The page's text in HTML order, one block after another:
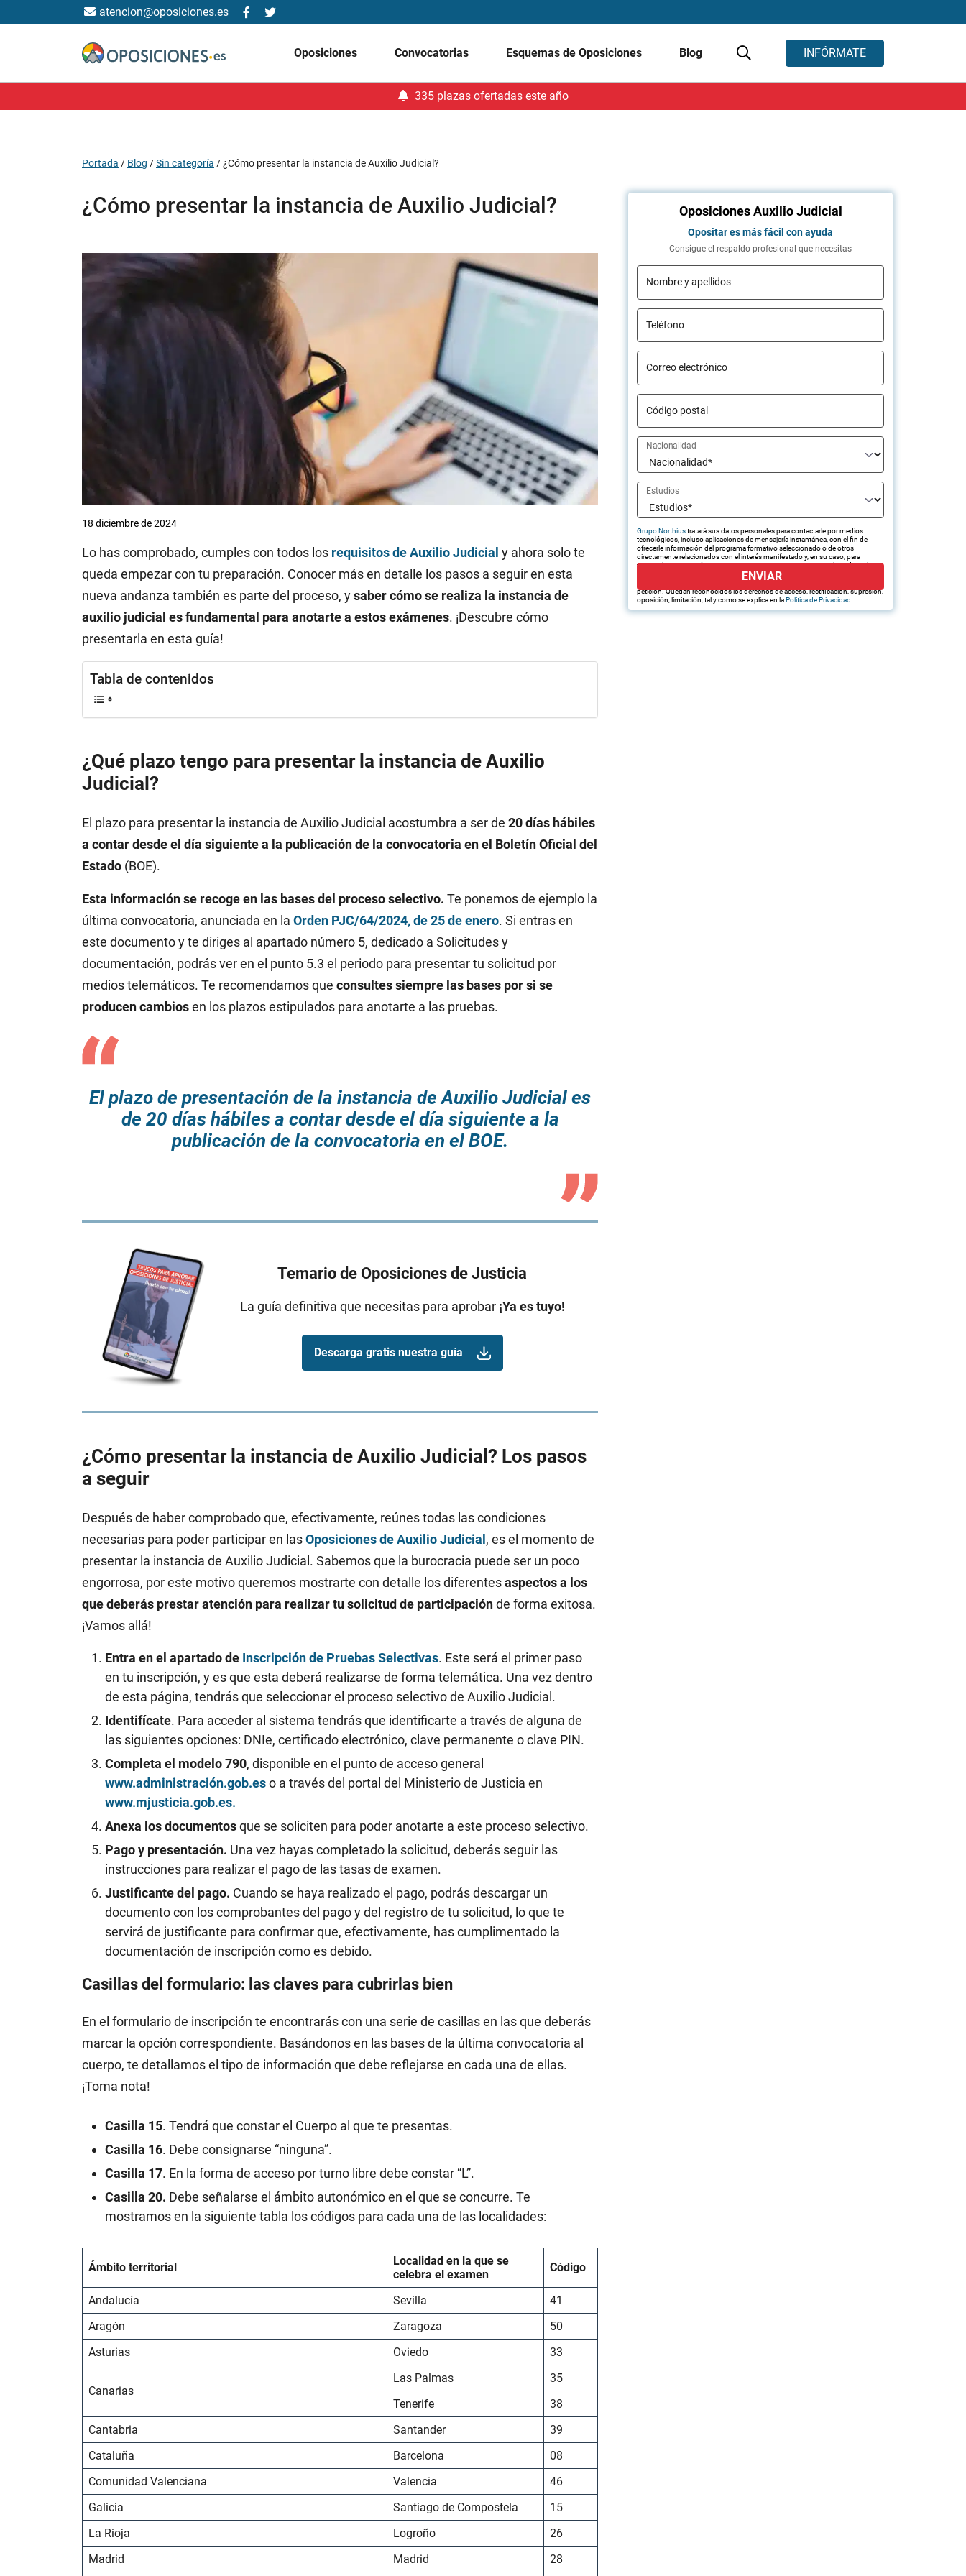
atencion@oposiciones.es
Oposiciones Convocatorias Esquemas de Oposiciones Blog INFÓRMATE
335 plazas ofertadas este año
Portada / Blog /Sin categoría / ¿Cómo presentar la instancia de Auxilio Judicial?
¿Cómo presentar la instancia de Auxilio Judicial?
18 diciembre de 2024
Lo has comprobado, cumples con todos los requisitos de Auxilio Judicial y ahora solo te
queda empezar con tu preparación. Conocer más en detalle los pasos a seguir en esta
nueva andanza también es parte del proceso, ysaber cómo se realiza la instancia de
auxilio judicial es fundamental para anotarte a estos exámenes. ¡Descubre cómo
presentarla en esta guía!
Tabla de contenidos
¿Qué plazo tengo para presentar la instancia de Auxilio
Judicial?
El plazo para presentar la instancia de Auxilio Judicial acostumbra a ser de 20 días hábiles
a contar desde el día siguiente a la publicación de la convocatoria en el Boletín Oficial del
Estado (BOE).
Esta información se recoge en las bases del proceso selectivo. Te ponemos de ejemplo la
última convocatoria, anunciada en la Orden PJC/64/2024, de 25 de enero. Si entras en
este documento y te diriges al apartado número 5, dedicado a Solicitudes y
documentación, podrás ver en el punto 5.3 el periodo para presentar tu solicitud por
medios telemáticos. Te recomendamos que consultes siempre las bases por si se
producen cambiosen los plazos estipulados para anotarte a las pruebas.
El plazo de presentación de la instancia de Auxilio Judicial es
de 20 días hábiles a contar desde el día siguiente a la
publicación de la convocatoria en el BOE.
Temario de Oposiciones de Justicia
La guía definitiva que necesitas para aprobar ¡Ya es tuyo!
Descarga gratis nuestra guía
¿Cómo presentar la instancia de Auxilio Judicial? Los pasos
a seguir
Después de haber comprobado que, efectivamente, reúnes todas las condiciones
necesarias para poder participar en lasOposiciones de Auxilio Judicial , es el momento de
presentar la instancia de Auxilio Judicial. Sabemos que la burocracia puede ser un poco
engorrosa, por este motivo queremos mostrarte con detalle los diferentesaspectos a los
que deberás prestar atención para realizar tu solicitud de participaciónde forma exitosa.
¡Vamos allá!
Entra en el apartado de Inscripción de Pruebas Selectivas. Este será el primer paso
en tu inscripción, y es que esta deberá realizarse de forma telemática. Una vez dentro
de esta página, tendrás que seleccionar el proceso selectivo de Auxilio Judicial.
Identifícate. Para acceder al sistema tendrás que identificarte a través de alguna de
las siguientes opciones: DNIe, certificado electrónico, clave permanente o clave PIN.
Completa el modelo 790, disponible en el punto de acceso general
www.administración.gob.eso a través del portal del Ministerio de Justicia en
www.mjusticia.gob.es.
Anexa los documentosque se soliciten para poder anotarte a este proceso selectivo.
Pago y presentación. Una vez hayas completado la solicitud, deberás seguir las
instrucciones para realizar el pago de las tasas de examen.
Justificante del pago. Cuando se haya realizado el pago, podrás descargar un
documento con los comprobantes del pago y del registro de tu solicitud, lo que te
servirá de justificante para confirmar que, efectivamente, has cumplimentado la
documentación de inscripción como es debido.
Casillas del formulario: las claves para cubrirlas bien
En el formulario de inscripción te encontrarás con una serie de casillas en las que deberás
marcar la opción correspondiente. Basándonos en las bases de la última convocatoria al
cuerpo, te detallamos el tipo de información que debe reflejarse en cada una de ellas.
¡Toma nota!
Casilla 15. Tendrá que constar el Cuerpo al que te presentas.
Casilla 16. Debe consignarse “ninguna”.
Casilla 17. En la forma de acceso por turno libre debe constar “L”.
Casilla 20. Debe señalarse el ámbito autonómico en el que se concurre. Te
mostramos en la siguiente tabla los códigos para cada una de las localidades:
Ámbito territorial
Localidad en la que se
celebra el examen
Código
Andalucía Sevilla
41
Aragón
Zaragoza
50
Asturias
Oviedo 33
Canarias
Las Palmas
35
Tenerife
38
Cantabria
Santander
39
Cataluña
Barcelona
08
Comunidad Valenciana
Valencia
46
Galicia
Santiago de Compostela
15
La Rioja
Logroño
26
Madrid
Madrid 28
Oposiciones Auxilio Judicial
Opositar es más fácil con ayuda
Consigue el respaldo profesional que necesitas
Nombre y apellidos
Teléfono
Correo electrónico
Código postal
Nacionalidad
Estudios
Grupo Northiustratará sus datos personales para contactarle por medios
tecnológicos, incluso aplicaciones de mensajería instantánea, con el fin de
ofrecerle información del programa formativo seleccionado o de otros
directamente relacionados con el interés manifestado y, en su caso, para
tramitar la contratación correspondiente. Compartiremos su solicitud con las
Grupo Northius , con el objeto de que estas
puedan hacerle llegar la mejor oferta de productos y servicios de acuerdo a su
petición. Quedan reconocidos los derechos de acceso, rectificación, supresión,
oposición, limitación, tal y como se explica en laPolítica de Privacidad
ENVIAR